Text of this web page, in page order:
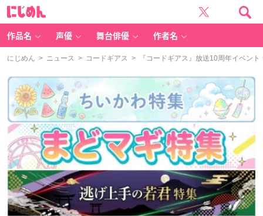
作品名 声優 舞台俳優 作者名
にじめん > ニュース > コードギアス > 『コードギアス​』放送10周年​イベン